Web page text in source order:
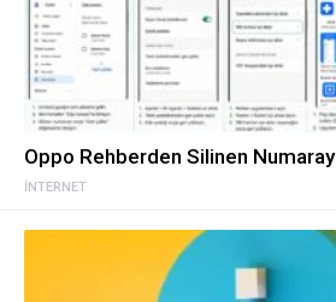
İNTERNET
Oppo Rehberden Silinen